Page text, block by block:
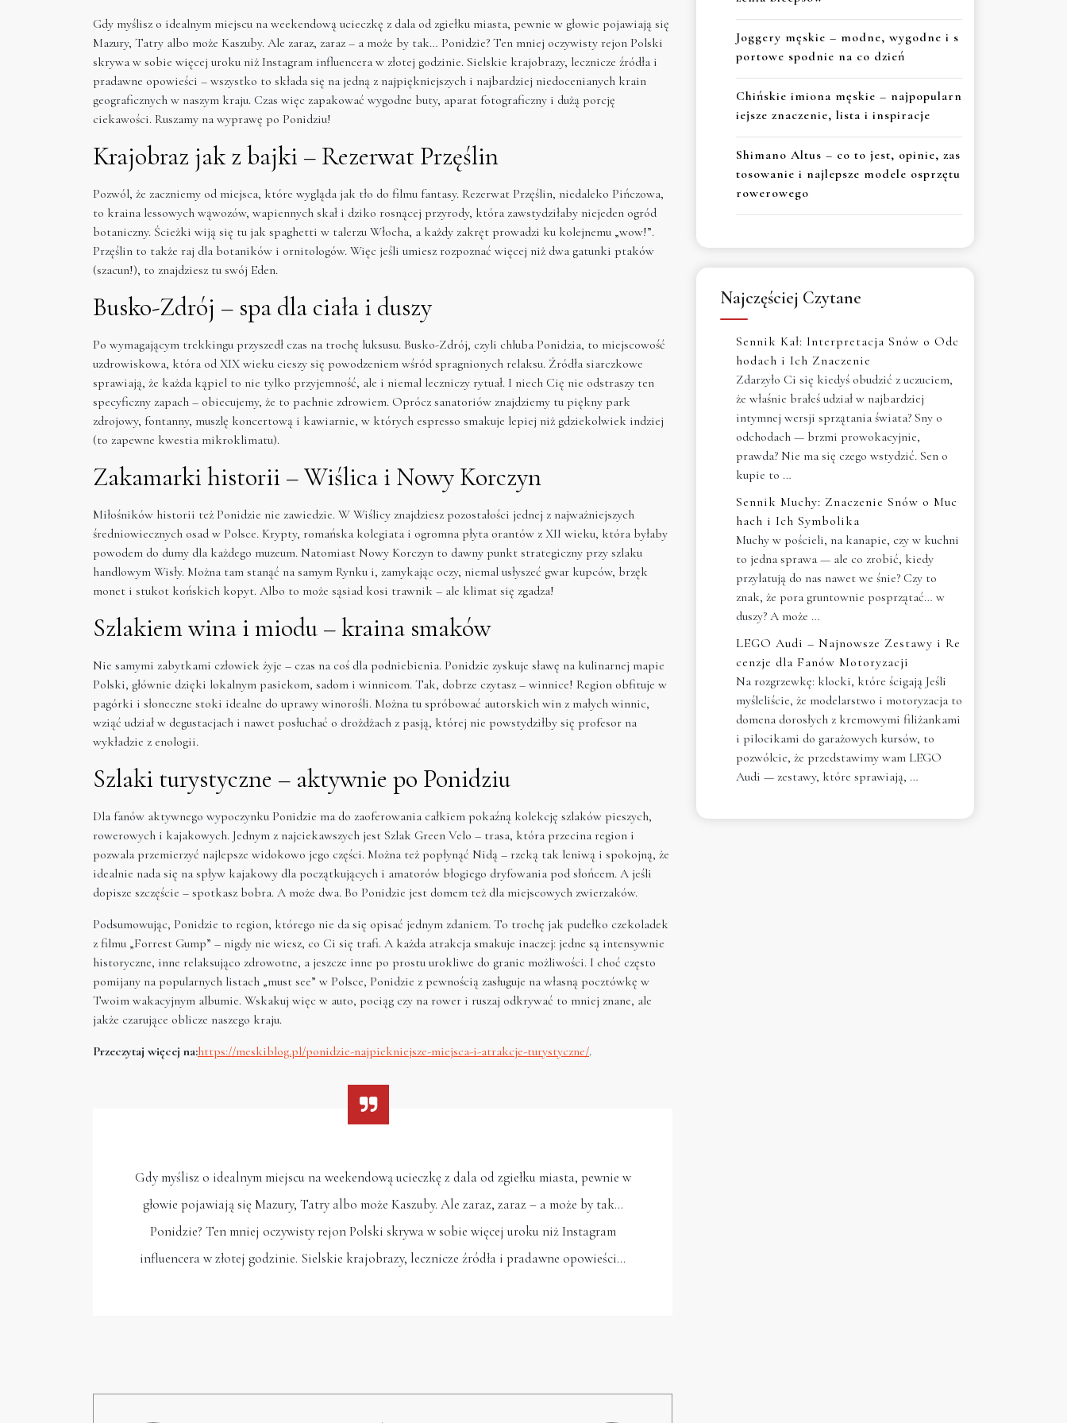
Gdy myślisz o idealnym miejscu na weekendową ucieczkę z dala od zgiełku miasta, pewnie w głowie pojawiają się
Mazury, Tatry albo może Kaszuby. Ale zaraz, zaraz – a może by tak… Ponidzie? Ten mniej oczywisty rejon Polski
skrywa w sobie więcej uroku niż Instagram influencera w złotej godzinie. Sielskie krajobrazy, lecznicze źródła i
pradawne opowieści – wszystko to składa się na jedną z najpiękniejszych i najbardziej niedocenianych krain
geograficznych w naszym kraju. Czas więc zapakować wygodne buty, aparat fotograficzny i dużą porcję
ciekawości. Ruszamy na wyprawę po Ponidziu!
Krajobraz jak z bajki – Rezerwat Przęślin
Pozwól, że zaczniemy od miejsca, które wygląda jak tło do filmu fantasy. Rezerwat Przęślin, niedaleko Pińczowa,
to kraina lessowych wąwozów, wapiennych skał i dziko rosnącej przyrody, która zawstydziłaby niejeden ogród
botaniczny. Ścieżki wiją się tu jak spaghetti w talerzu Włocha, a każdy zakręt prowadzi ku kolejnemu „wow!”.
Przęślin to także raj dla botaników i ornitologów. Więc jeśli umiesz rozpoznać więcej niż dwa gatunki ptaków
(szacun!), to znajdziesz tu swój Eden.
Busko-Zdrój – spa dla ciała i duszy
Po wymagającym trekkingu przyszedł czas na trochę luksusu. Busko-Zdrój, czyli chluba Ponidzia, to miejscowość
uzdrowiskowa, która od XIX wieku cieszy się powodzeniem wśród spragnionych relaksu. Źródła siarczkowe
sprawiają, że każda kąpiel to nie tylko przyjemność, ale i niemal leczniczy rytuał. I niech Cię nie odstraszy ten
specyficzny zapach – obiecujemy, że to pachnie zdrowiem. Oprócz sanatoriów znajdziemy tu piękny park
zdrojowy, fontanny, muszlę koncertową i kawiarnie, w których espresso smakuje lepiej niż gdziekolwiek indziej
(to zapewne kwestia mikroklimatu).
Zakamarki historii – Wiślica i Nowy Korczyn
Miłośników historii też Ponidzie nie zawiedzie. W Wiślicy znajdziesz pozostałości jednej z najważniejszych
średniowiecznych osad w Polsce. Krypty, romańska kolegiata i ogromna płyta orantów z XII wieku, która byłaby
powodem do dumy dla każdego muzeum. Natomiast Nowy Korczyn to dawny punkt strategiczny przy szlaku
handlowym Wisły. Można tam stanąć na samym Rynku i, zamykając oczy, niemal usłyszeć gwar kupców, brzęk
monet i stukot końskich kopyt. Albo to może sąsiad kosi trawnik – ale klimat się zgadza!
Szlakiem wina i miodu – kraina smaków
Nie samymi zabytkami człowiek żyje – czas na coś dla podniebienia. Ponidzie zyskuje sławę na kulinarnej mapie
Polski, głównie dzięki lokalnym pasiekom, sadom i winnicom. Tak, dobrze czytasz – winnice! Region obfituje w
pagórki i słoneczne stoki idealne do uprawy winorośli. Można tu spróbować autorskich win z małych winnic,
wziąć udział w degustacjach i nawet posłuchać o drożdżach z pasją, której nie powstydziłby się profesor na
wykładzie z enologii.
Szlaki turystyczne – aktywnie po Ponidziu
Dla fanów aktywnego wypoczynku Ponidzie ma do zaoferowania całkiem pokaźną kolekcję szlaków pieszych,
rowerowych i kajakowych. Jednym z najciekawszych jest Szlak Green Velo – trasa, która przecina region i
pozwala przemierzyć najlepsze widokowo jego części. Można też popłynąć Nidą – rzeką tak leniwą i spokojną, że
idealnie nada się na spływ kajakowy dla początkujących i amatorów błogiego dryfowania pod słońcem. A jeśli
dopisze szczęście – spotkasz bobra. A może dwa. Bo Ponidzie jest domem też dla miejscowych zwierzaków.
Podsumowując, Ponidzie to region, którego nie da się opisać jednym zdaniem. To trochę jak pudełko czekoladek
z filmu „Forrest Gump” – nigdy nie wiesz, co Ci się trafi. A każda atrakcja smakuje inaczej: jedne są intensywnie
historyczne, inne relaksująco zdrowotne, a jeszcze inne po prostu urokliwe do granic możliwości. I choć często
pomijany na popularnych listach „must see” w Polsce, Ponidzie z pewnością zasługuje na własną pocztówkę w
Twoim wakacyjnym albumie. Wskakuj więc w auto, pociąg czy na rower i ruszaj odkrywać to mniej znane, ale
jakże czarujące oblicze naszego kraju.
Przeczytaj więcej na:https://meskiblog.pl/ponidzie-najpiekniejsze-miejsca-i-atrakcje-turystyczne/.
Gdy myślisz o idealnym miejscu na weekendową ucieczkę z dala od zgiełku miasta, pewnie w
głowie pojawiają się Mazury, Tatry albo może Kaszuby. Ale zaraz, zaraz – a może by tak…
Ponidzie? Ten mniej oczywisty rejon Polski skrywa w sobie więcej uroku niż Instagram
influencera w złotej godzinie. Sielskie krajobrazy, lecznicze źródła i pradawne opowieści…
Joggery męskie – modne, wygodne i s
portowe spodnie na co dzień
Chińskie imiona męskie – najpopularn
iejsze znaczenie, lista i inspiracje
Shimano Altus – co to jest, opinie, zas
tosowanie i najlepsze modele osprzętu
rowerowego
Najczęściej Czytane
Sennik Kał: Interpretacja Snów o Odc
hodach i Ich Znaczenie
Zdarzyło Ci się kiedyś obudzić z uczuciem,
że właśnie brałeś udział w najbardziej
intymnej wersji sprzątania świata? Sny o
odchodach — brzmi prowokacyjnie,
prawda? Nie ma się czego wstydzić. Sen o
kupie to …
Sennik Muchy: Znaczenie Snów o Muc
hach i Ich Symbolika
Muchy w pościeli, na kanapie, czy w kuchni
to jedna sprawa — ale co zrobić, kiedy
przylatują do nas nawet we śnie? Czy to
znak, że pora gruntownie posprzątać… w
duszy? A może …
LEGO Audi – Najnowsze Zestawy i Re
cenzje dla Fanów Motoryzacji
Na rozgrzewkę: klocki, które ścigają Jeśli
myśleliście, że modelarstwo i motoryzacja to
domena dorosłych z kremowymi filiżankami
i pilocikami do garażowych kursów, to
pozwólcie, że przedstawimy wam LEGO
Audi — zestawy, które sprawiają, …